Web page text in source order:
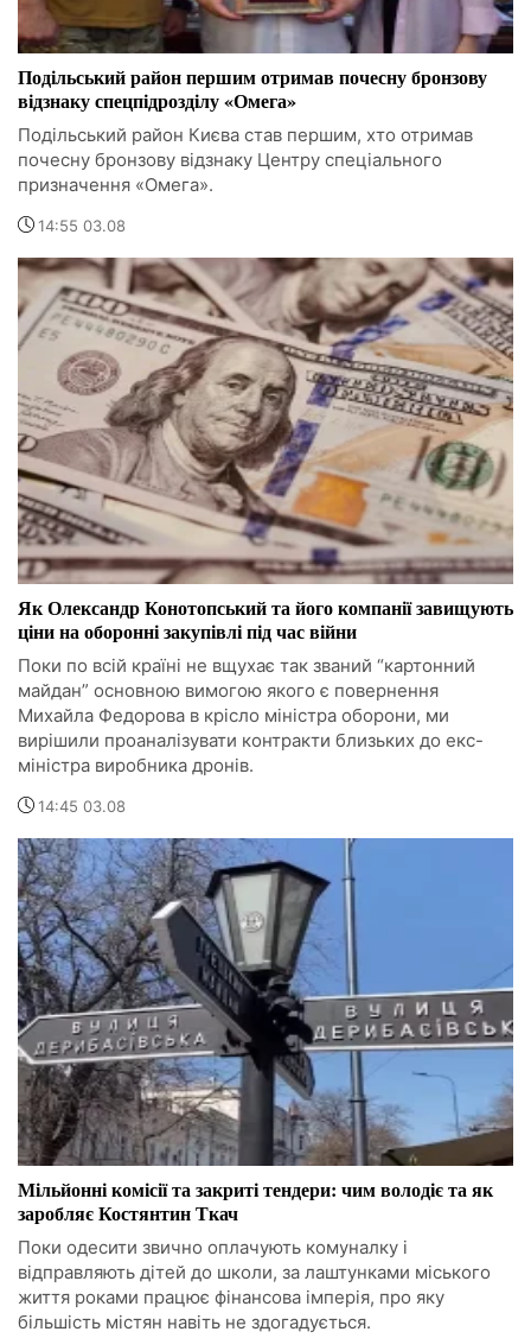
Подільський район першим отримав почесну бронзову
відзнаку спецпідрозділу «Омега»
Подільський район Києва став першим, хто отримав
почесну бронзову відзнаку Центру спеціального
призначення «Омега».
14:55 03.08
Як Олександр Конотопський та його компанії завищують
ціни на оборонні закупівлі під час війни
Поки по всій країні не вщухає так званий “картонний
майдан” основною вимогою якого є повернення
Михайла Федорова в крісло міністра оборони, ми
вирішили проаналізувати контракти близьких до екс-
міністра виробника дронів.
14:45 03.08
Мільйонні комісії та закриті тендери: чим володіє та як
заробляє Костянтин Ткач
Поки одесити звично оплачують комуналку і
відправляють дітей до школи, за лаштунками міського
життя роками працює фінансова імперія, про яку
більшість містян навіть не здогадується.